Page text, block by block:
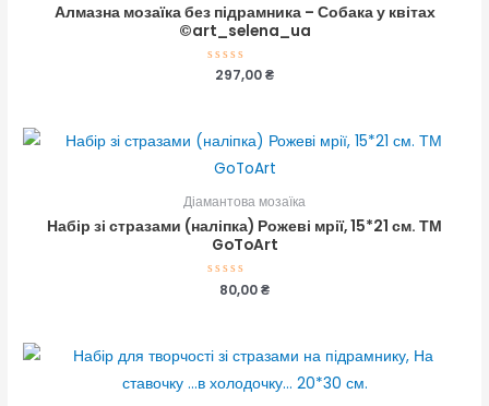
Алмазна мозаїка без підрамника – Собака у квітах
©art_selena_ua
Оцінено
297,00₴
Діамантова мозаїка
Набір зі стразами (наліпка) Рожеві мрії, 15*21 см. ТМ
GoToArt
Оцінено
80,00₴